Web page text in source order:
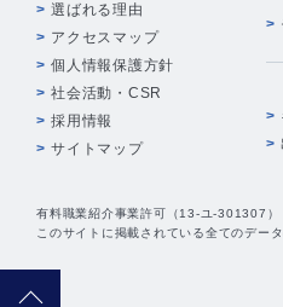
選ばれる理由
アクセスマップ
個人情報保護方針
社会活動・CSR
採用情報
サイトマップ
有料職業紹介事業許可（13-ユ-301307）
このサイトに掲載されている全てのデー